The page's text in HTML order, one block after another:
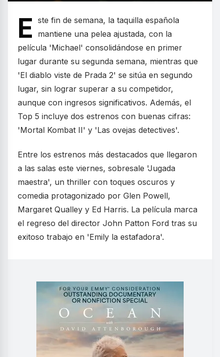
E ste fin de semana, la taquilla española
mantiene una pelea ajustada, con la
película 'Michael' consolidándose en primer
lugar durante su segunda semana, mientras que
'El diablo viste de Prada 2' se sitúa en segundo
lugar, sin lograr superar a su competidor,
aunque con ingresos significativos. Además, el
Top 5 incluye dos estrenos con buenas cifras:
'Mortal Kombat II' y 'Las ovejas detectives'.
Entre los estrenos más destacados que llegaron
a las salas este viernes, sobresale 'Jugada
maestra', un thriller con toques oscuros y
comedia protagonizado por Glen Powell,
Margaret Qualley y Ed Harris. La película marca
el regreso del director John Patton Ford tras su
exitoso trabajo en 'Emily la estafadora'.